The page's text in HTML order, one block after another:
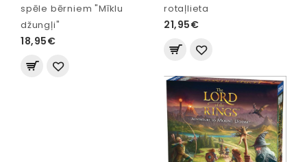
spēle bērniem "Mīklu
džungļi"
18,95€
rotaļlieta
21,95€